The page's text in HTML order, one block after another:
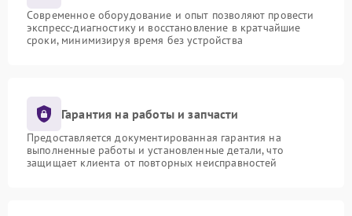
Современное оборудование и опыт позволяют провести
экспресс-диагностику и восстановление в кратчайшие
сроки, минимизируя время без устройства
Гарантия на работы и запчасти
Предоставляется документированная гарантия на
выполненные работы и установленные детали, что
защищает клиента от повторных неисправностей